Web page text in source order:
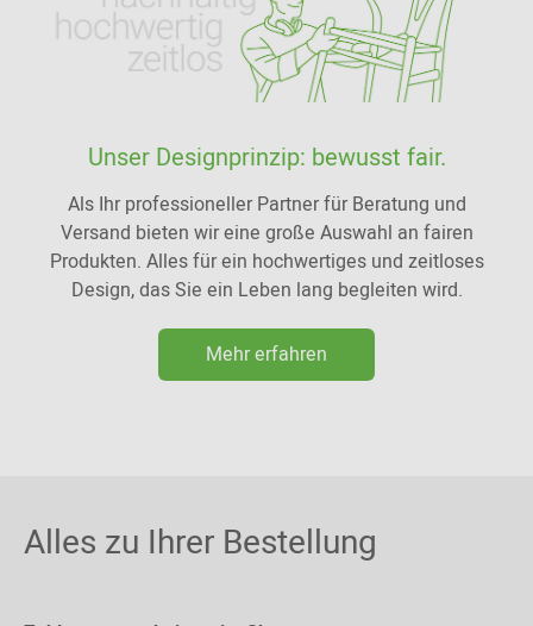
Unser Designprinzip: bewusst fair.
Als Ihr professioneller Partner für Beratung und
Versand bieten wir eine große Auswahl an fairen
Produkten. Alles für ein hochwertiges und zeitloses
Design, das Sie ein Leben lang begleiten wird.
Mehr erfahren
Alles zu Ihrer Bestellung